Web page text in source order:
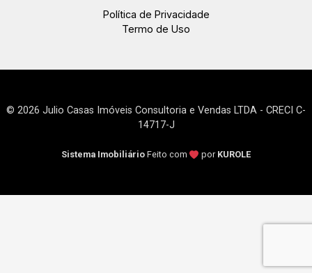
Política de Privacidade
Termo de Uso
© 2026 Julio Casas Imóveis Consultoria e Vendas LTDA - CRECI C-
14717-J
Sistema Imobiliário Feito com por KUROLE